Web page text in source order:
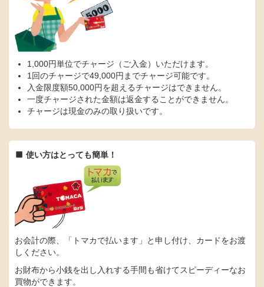
1,000円単位でチャージ（ご入金）いただけます。
1回のチャージで49,000円までチャージ可能です。
入金限度額50,000円を超えるチャージはできません。
一度チャージされた金額は返金することができません。
チャージは現金のみの取り扱いです。
使い方はとっても簡単！
お会計の際、「トマカで払います」と申し付け、カードをお渡
しください。
お財布から小銭を出し入れする手間も省けてスピーディーなお
買物ができます。